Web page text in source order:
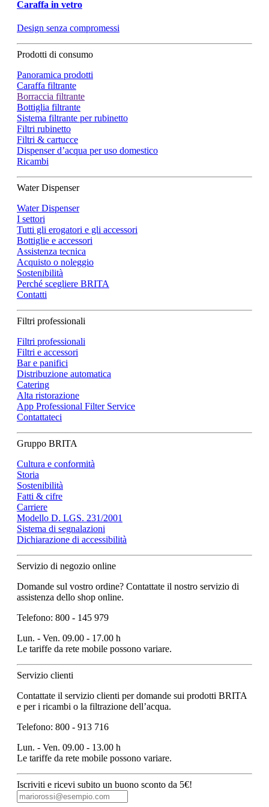
Caraffa in vetro
Design senza compromessi
Prodotti di consumo
Panoramica prodotti
Caraffa filtrante
Borraccia filtrante
Bottiglia filtrante
Sistema filtrante per rubinetto
Filtri rubinetto
Filtri & cartucce
Dispenser d’acqua per uso domestico
Ricambi
Water Dispenser
Water Dispenser
I settori
Tutti gli erogatori e gli accessori
Bottiglie e accessori
Assistenza tecnica
Acquisto o noleggio
Sostenibilità
Perché scegliere BRITA
Contatti
Filtri professionali
Filtri professionali
Filtri e accessori
Bar e panifici
Distribuzione automatica
Catering
Alta ristorazione
App Professional Filter Service
Contattateci
Gruppo BRITA
Cultura e conformità
Storia
Sostenibilità
Fatti & cifre
Carriere
Modello D. LGS. 231/2001
Sistema di segnalazioni
Dichiarazione di accessibilità
Servizio di negozio online
Domande sul vostro ordine? Contattate il nostro servizio di
assistenza dello shop online.
Telefono: 800 - 145 979
Lun. - Ven. 09.00 - 17.00 h
Le tariffe da rete mobile possono variare.
Servizio clienti
Contattate il servizio clienti per domande sui prodotti BRITA
e per i ricambi o la filtrazione dell’acqua.
Telefono: 800 - 913 716
Lun. - Ven. 09.00 - 13.00 h
Le tariffe da rete mobile possono variare.
Iscriviti e ricevi subito un buono sconto da 5€!